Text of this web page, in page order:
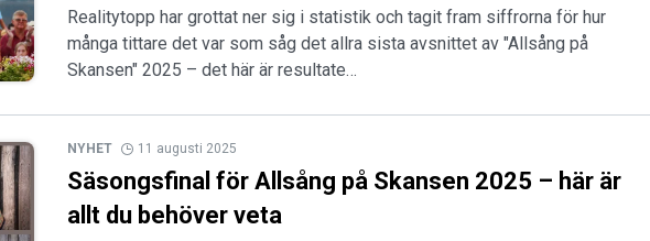
Realitytopp har grottat ner sig i statistik och tagit fram siffrorna för hur
många tittare det var som såg det allra sista avsnittet av "Allsång på
Skansen" 2025 – det här är resultate…
NYHET 11 augusti 2025
Säsongsfinal för Allsång på Skansen 2025 – här är
allt du behöver veta